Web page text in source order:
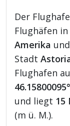
Der
Flughäfen
Amerika
Stadt
Flughafen
46.15800095°
und liegt 15
(m ü. M.).